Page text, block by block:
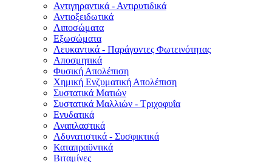
Αντιγηραντικά - Αντιρυτιδικά
Αντιοξειδωτικά
Λιποσώματα
Εξωσώματα
Λευκαντικά - Παράγοντες Φωτεινότητας
Αποσμητικά
Φυσική Απολέπιση
Χημική Ενζυματική Απολέπιση
Συστατικά Ματιών
Συστατικά Μαλλιών - Τριχοφυΐα
Ενυδατικά
Αναπλαστικά
Αδυνατιστικά - Συσφικτικά
Καταπραϋντικά
Bιταμίνες